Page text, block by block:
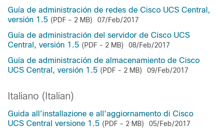
Guía de administración de redes de Cisco UCS Central,
versión 1.5 (PDF - 2 MB) 07/Feb/2017
Guía de administración del servidor de Cisco UCS
Central, versión 1.5 (PDF - 2 MB) 08/Feb/2017
Guía de administración de almacenamiento de Cisco
UCS Central, versión 1.5 (PDF - 2 MB) 09/Feb/2017
Italiano (Italian)
Guida all’installazione e all’aggiornamento di Cisco
UCS Central versione 1.5 (PDF - 2 MB) 05/Feb/2017